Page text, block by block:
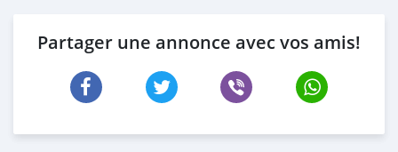
Partager une annonce avec vos amis!